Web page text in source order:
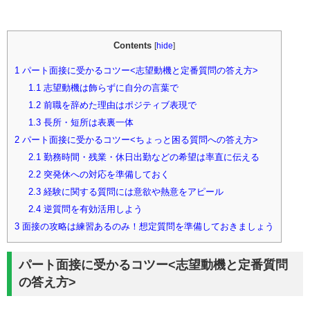
Contents [hide]
1 パート面接に受かるコツー<志望動機と定番質問の答え方>
1.1志望動機は飾らずに自分の言葉で
1.2前職を辞めた理由はポジティブ表現で
1.3長所・短所は表裏一体
2 パート面接に受かるコツー<ちょっと困る質問への答え方>
2.1勤務時間・残業・休日出勤などの希望は率直に伝える
2.2突発休への対応を準備しておく
2.3経験に関する質問には意欲や熱意をアピール
2.4逆質問を有効活用しよう
3 面接の攻略は練習あるのみ！想定質問を準備しておきましょう
パート面接に受かるコツー<志望動機と定番質問
の答え方>